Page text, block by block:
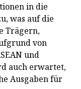
in die
was auf die
Trägern,
von
und
auch erwartet,
Ausgaben für